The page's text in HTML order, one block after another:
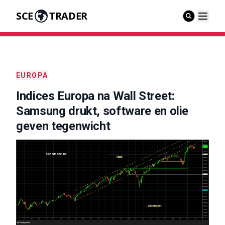
SCE TRADER
EUROPA
Indices Europa na Wall Street:
Samsung drukt, software en olie
geven tegenwicht